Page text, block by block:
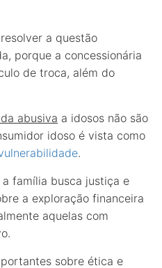
a questão
porque a concessionária
de troca, além do
abusiva a idosos não são
idoso é vista como
.
família busca justiça e
a exploração financeira
aquelas com
sobre ética e